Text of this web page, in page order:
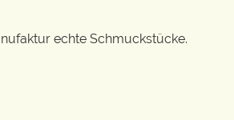
echte Schmuckstücke.